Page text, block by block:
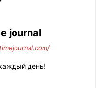
journal
день!